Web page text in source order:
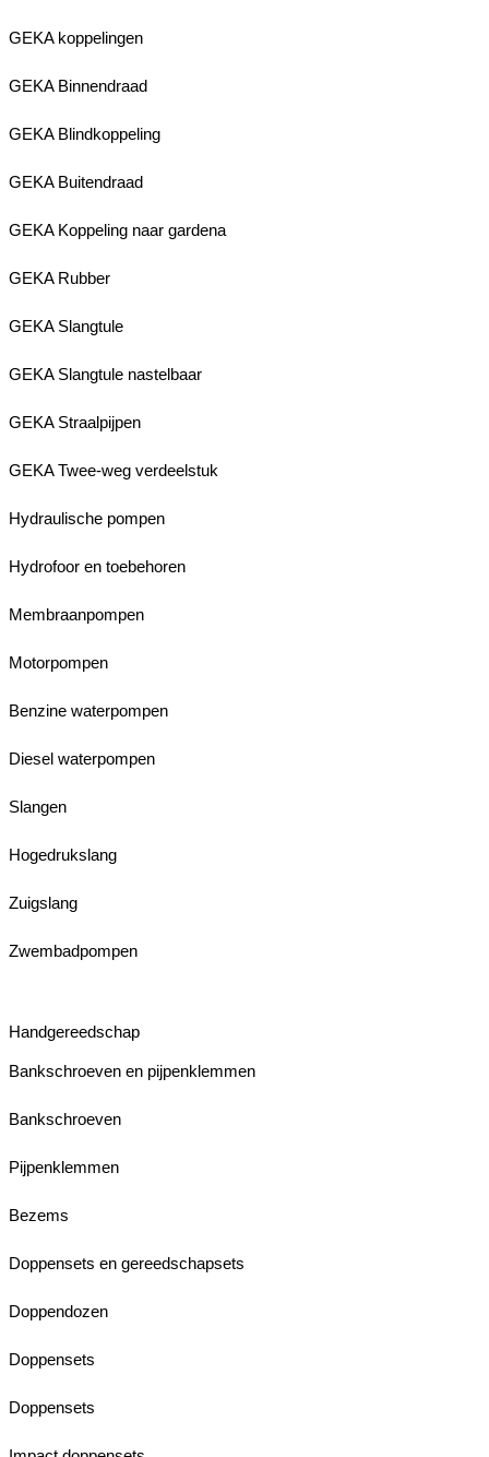
GEKA koppelingen
GEKA Binnendraad
GEKA Blindkoppeling
GEKA Buitendraad
GEKA Koppeling naar gardena
GEKA Rubber
GEKA Slangtule
GEKA Slangtule nastelbaar
GEKA Straalpijpen
GEKA Twee-weg verdeelstuk
Hydraulische pompen
Hydrofoor en toebehoren
Membraanpompen
Motorpompen
Benzine waterpompen
Diesel waterpompen
Slangen
Hogedrukslang
Zuigslang
Zwembadpompen
Handgereedschap
Bankschroeven en pijpenklemmen
Bankschroeven
Pijpenklemmen
Bezems
Doppensets en gereedschapsets
Doppendozen
Doppensets
Doppensets